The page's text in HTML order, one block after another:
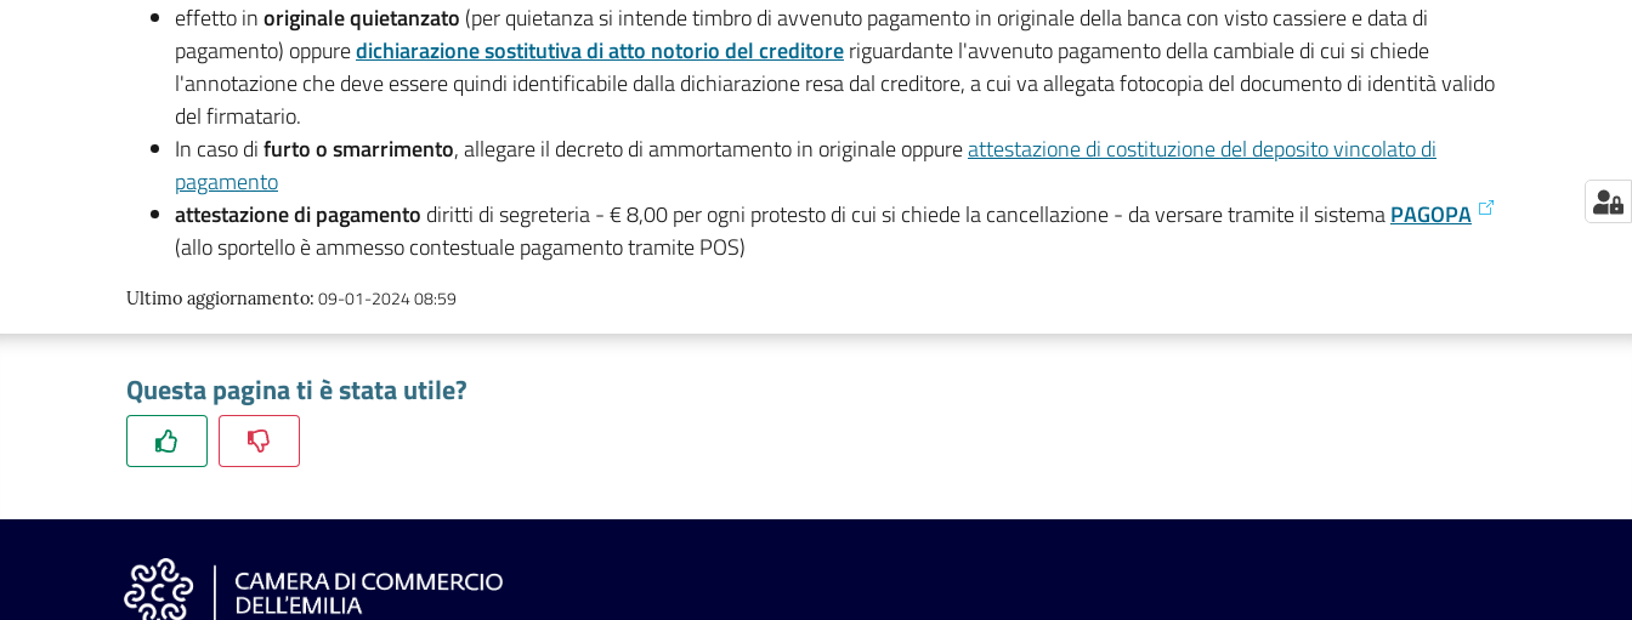
effetto inoriginale quietanzato (per quietanza si intende timbro di avvenuto pagamento in originale della banca con visto cassiere e data di
pagamento) oppuredichiarazione sostitutiva di atto notorio del creditoreriguardante l'avvenuto pagamento della cambiale di cui si chiede
l'annotazione che deve essere quindi identificabile dalla dichiarazione resa dal creditore, a cui va allegata fotocopia del documento di identità valido
del firmatario.
In caso difurto o smarrimento, allegare il decreto di ammortamento in originale oppureattestazione di costituzione del deposito vincolato di
pagamento
attestazione di pagamento diritti di segreteria - € 8,00 per ogni protesto di cui si chiede la cancellazione - da versare tramite il sistemaPAGOPA
(allo sportello è ammesso contestuale pagamento tramite POS)
Ultimo aggiornamento: 09-01-2024 08:59
Questa pagina ti è stata utile?